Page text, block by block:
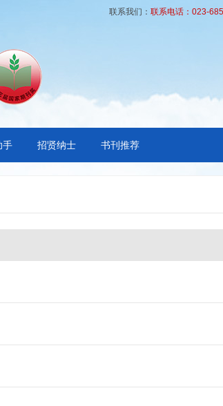
联系我们： 联系电话：023-
手 招贤纳士 书刊推荐